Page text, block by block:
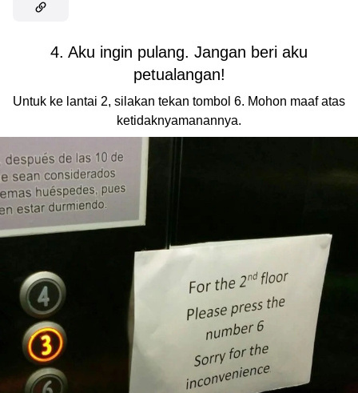
4. Aku ingin pulang. Jangan beri aku
petualangan!
Untuk ke lantai 2, silakan tekan tombol 6. Mohon maaf atas
ketidaknyamanannya.